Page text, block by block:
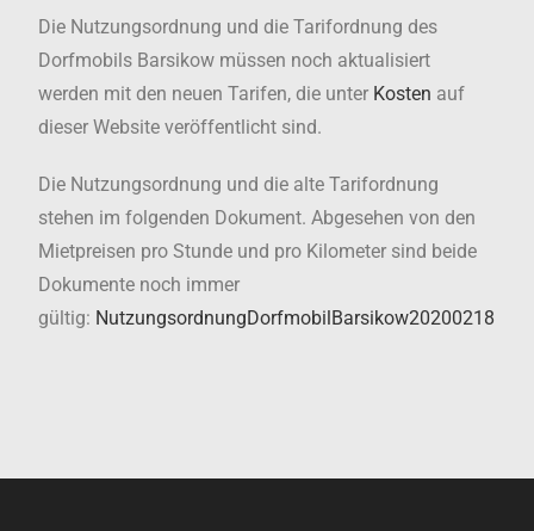
Die Nutzungsordnung und die Tarifordnung des
Dorfmobils Barsikow müssen noch aktualisiert
werden mit den neuen Tarifen, die unter Kosten auf
dieser Website veröffentlicht sind.
Die Nutzungsordnung und die alte Tarifordnung
stehen im folgenden Dokument. Abgesehen von den
Mietpreisen pro Stunde und pro Kilometer sind beide
Dokumente noch immer
gültig: NutzungsordnungDorfmobilBarsikow20200218